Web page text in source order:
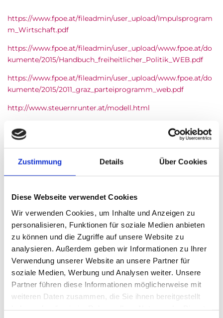
Zustimmung Details Über Cookies
Diese Webseite verwendet Cookies
Wir verwenden Cookies, um Inhalte und Anzeigen zu
personalisieren, Funktionen für soziale Medien anbieten
zu können und die Zugriffe auf unsere Website zu
analysieren. Außerdem geben wir Informationen zu Ihrer
Verwendung unserer Website an unsere Partner für
soziale Medien, Werbung und Analysen weiter. Unsere
Partner führen diese Informationen möglicherweise mit
weiteren Daten zusammen, die Sie ihnen bereitgestellt
https://www.fpoe.at/fileadmin/user_upload/Impulsprogram
m_Wirtschaft.pdf
https://www.fpoe.at/fileadmin/user_upload/www.fpoe.at/do
kumente/2015/Handbuch_freiheitlicher_Politik_WEB.pdf
https://www.fpoe.at/fileadmin/user_upload/www.fpoe.at/do
kumente/2015/2011_graz_parteiprogramm_web.pdf
http://www.steuernrunter.at/modell.html
http://www.zeit.de/2016/22/fpoe-oesterreich-norbert-hofer-
wirtschaft/komplettansicht
Trending Now